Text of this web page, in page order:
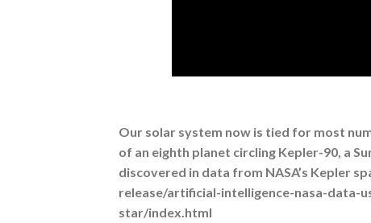
Our solar system now is tied for most
of an eighth planet circling Kepler-90, a
discovered in data from NASA’s Kepler
release/artificial-intelligence-nasa-
star/index.html